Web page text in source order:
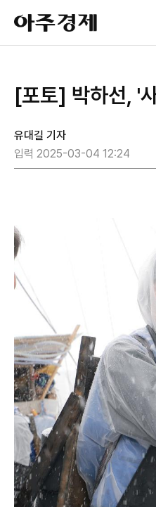
아
주
경
[포토] 박하선, '
유대길 기자
입력 2025-03-04 12:24